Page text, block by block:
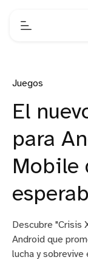
Juegos
El
para
Mobile
Descubre "Crisis
Android que
lucha y sobrevive